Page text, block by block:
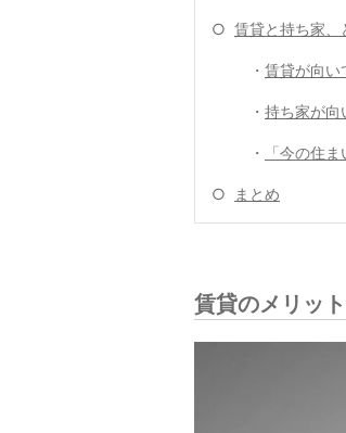
○ 賃貸と持ち家、
・ 賃貸が向い
・ 持ち家が向
・ 「今の住
○ まとめ
賃貸のメリッ